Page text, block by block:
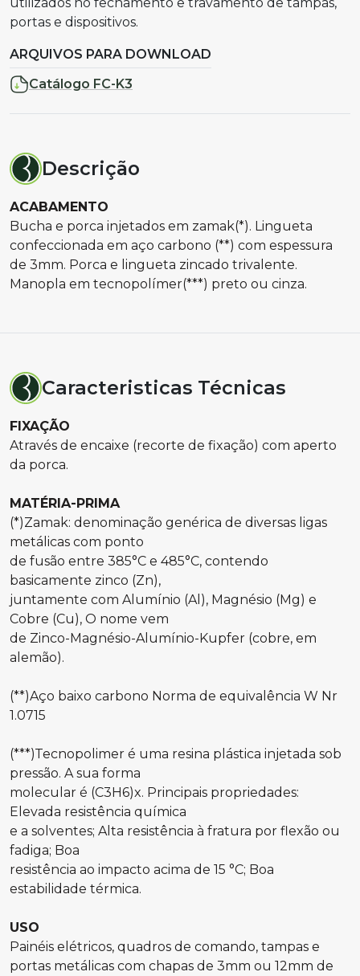
portas e dispositivos.
ARQUIVOS PARA DOWNLOAD
Catálogo FC-K3
Descrição
ACABAMENTO
Bucha e porca injetados em zamak(*). Lingueta
confeccionada em aço carbono (**) com espessura
de 3mm. Porca e lingueta zincado trivalente.
Manopla em tecnopolímer(***) preto ou cinza.
Caracteristicas Técnicas
FIXAÇÃO
Através de encaixe (recorte de fixação) com aperto
da porca.
MATÉRIA-PRIMA
(*)Zamak: denominação genérica de diversas ligas
metálicas com ponto
de fusão entre 385°C e 485°C, contendo
basicamente zinco (Zn),
juntamente com Alumínio (Al), Magnésio (Mg) e
Cobre (Cu), O nome vem
de Zinco-Magnésio-Alumínio-Kupfer (cobre, em
alemão).
(**)Aço baixo carbono Norma de equivalência W Nr
1.0715
(***)Tecnopolimer é uma resina plástica injetada sob
pressão. A sua forma
molecular é (C3H6)x. Principais propriedades:
Elevada resistência química
e a solventes; Alta resistência à fratura por flexão ou
fadiga; Boa
resistência ao impacto acima de 15 °C; Boa
estabilidade térmica.
USO
Painéis elétricos, quadros de comando, tampas e
portas metálicas com chapas de 3mm ou 12mm de